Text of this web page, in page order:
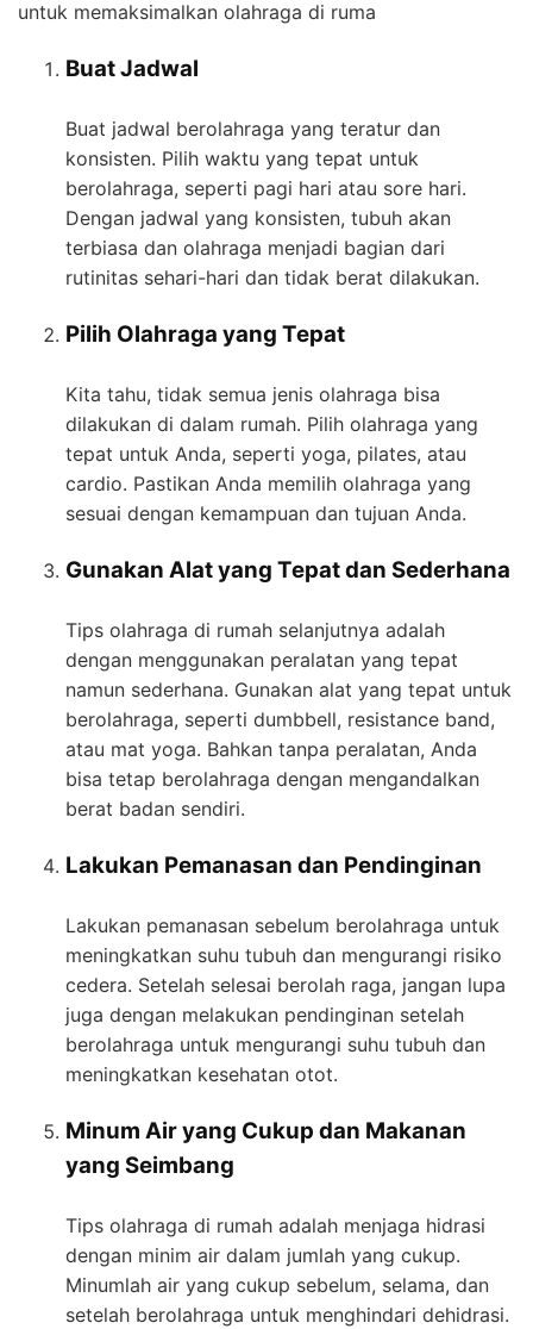
untuk memaksimalkan olahraga di ruma
Buat Jadwal
Buat jadwal berolahraga yang teratur dan
konsisten. Pilih waktu yang tepat untuk
berolahraga, seperti pagi hari atau sore hari.
Dengan jadwal yang konsisten, tubuh akan
terbiasa dan olahraga menjadi bagian dari
rutinitas sehari-hari dan tidak berat dilakukan.
Pilih Olahraga yang Tepat
Kita tahu, tidak semua jenis olahraga bisa
dilakukan di dalam rumah. Pilih olahraga yang
tepat untuk Anda, seperti yoga, pilates, atau
cardio. Pastikan Anda memilih olahraga yang
sesuai dengan kemampuan dan tujuan Anda.
Gunakan Alat yang Tepat dan Sederhana
Tips olahraga di rumah selanjutnya adalah
dengan menggunakan peralatan yang tepat
namun sederhana. Gunakan alat yang tepat untuk
berolahraga, seperti dumbbell, resistance band,
atau mat yoga. Bahkan tanpa peralatan, Anda
bisa tetap berolahraga dengan mengandalkan
berat badan sendiri.
Lakukan Pemanasan dan Pendinginan
Lakukan pemanasan sebelum berolahraga untuk
meningkatkan suhu tubuh dan mengurangi risiko
cedera. Setelah selesai berolah raga, jangan lupa
juga dengan melakukan pendinginan setelah
berolahraga untuk mengurangi suhu tubuh dan
meningkatkan kesehatan otot.
Minum Air yang Cukup dan Makanan
yang Seimbang
Tips olahraga di rumah adalah menjaga hidrasi
dengan minim air dalam jumlah yang cukup.
Minumlah air yang cukup sebelum, selama, dan
setelah berolahraga untuk menghindari dehidrasi.